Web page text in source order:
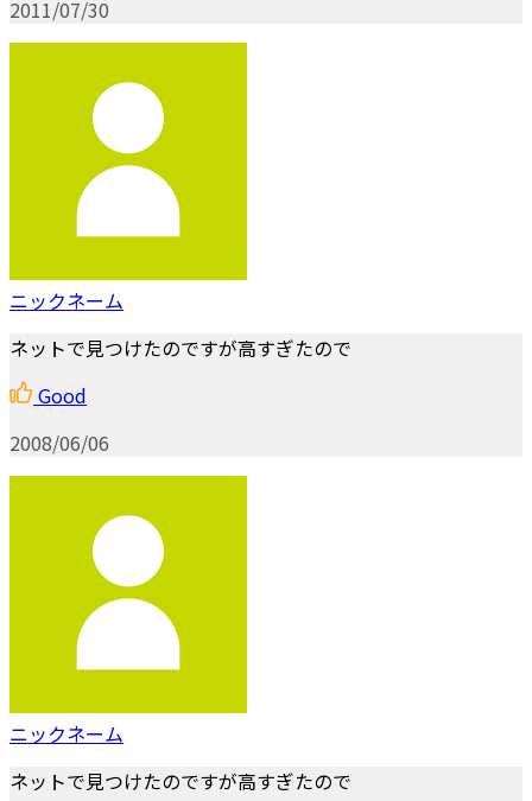
2011/07/30
ニックネーム
ネットで見つけたのですが高すぎたので
Good
2008/06/06
ニックネーム
ネットで見つけたのですが高すぎたので